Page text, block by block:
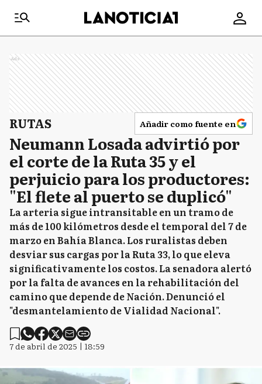
Ads
RUTAS Añadir como fuente en
Neumann Losada advirtió por
el corte de la Ruta 35 y el
perjuicio para los productores:
"El flete al puerto se duplicó"
La arteria sigue intransitable en un tramo de
más de 100 kilómetros desde el temporal del 7 de
marzo en Bahía Blanca. Los ruralistas deben
desviar sus cargas por la Ruta 33, lo que eleva
significativamente los costos. La senadora alertó
por la falta de avances en la rehabilitación del
camino que depende de Nación. Denunció el
"desmantelamiento de Vialidad Nacional".
7 de abril de 2025 | 18:59